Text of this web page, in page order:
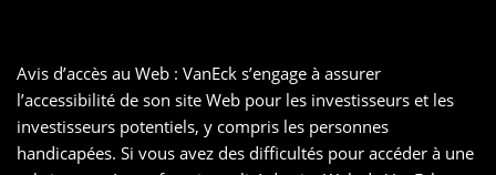
Avis d’accès au Web : VanEck s’engage à assurer
l’accessibilité de son site Web pour les investisseurs et les
investisseurs potentiels, y compris les personnes
handicapées. Si vous avez des difficultés pour accéder à une